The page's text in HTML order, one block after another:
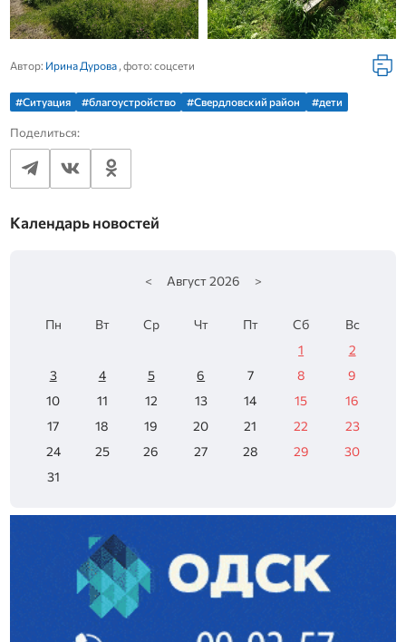
Автор: Ирина Дурова, фото: соцсети
#Ситуация #благоустройство #Свердловский район #дети
Поделиться:
Календарь новостей
< Август 2026 >
Пн Вт Ср Чт Пт Сб
Вс
1
2
3
4 5 6 7 8
9
10
11 12 13 14 15
16
17
18 19 20 21 22
23
24
25 26 27 28 29
30
31